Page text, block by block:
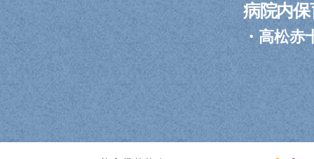
病院内保
・高松赤